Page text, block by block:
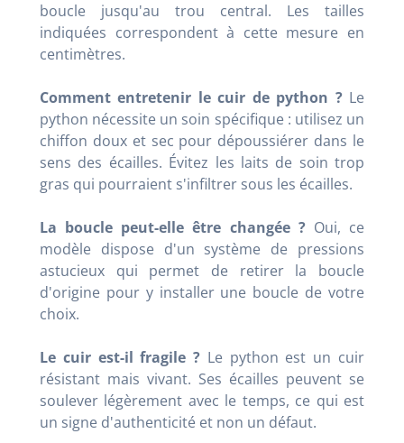
boucle jusqu'au trou central. Les tailles
indiquées correspondent à cette mesure en
centimètres.
Comment entretenir le cuir de python ?Le
python nécessite un soin spécifique : utilisez un
chiffon doux et sec pour dépoussiérer dans le
sens des écailles. Évitez les laits de soin trop
gras qui pourraient s'infiltrer sous les écailles.
La boucle peut-elle être changée ?Oui, ce
modèle dispose d'un système de pressions
astucieux qui permet de retirer la boucle
d'origine pour y installer une boucle de votre
choix.
Le cuir est-il fragile ? Le python est un cuir
résistant mais vivant. Ses écailles peuvent se
soulever légèrement avec le temps, ce qui est
un signe d'authenticité et non un défaut.